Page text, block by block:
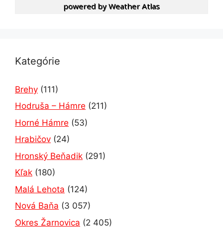
powered byWeather Atlas
Kategórie
Brehy (111)
Hodruša – Hámre (211)
Horné Hámre (53)
Hrabičov (24)
Hronský Beňadik (291)
Kľak (180)
Malá Lehota (124)
Nová Baňa (3 057)
Okres Žarnovica (2 405)